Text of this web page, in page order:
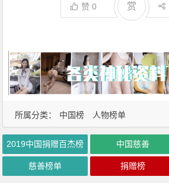
所属分类： 中国榜 人物榜单
赞0 赏
2019中国捐赠百杰榜 中国慈善
慈善榜单 捐赠榜